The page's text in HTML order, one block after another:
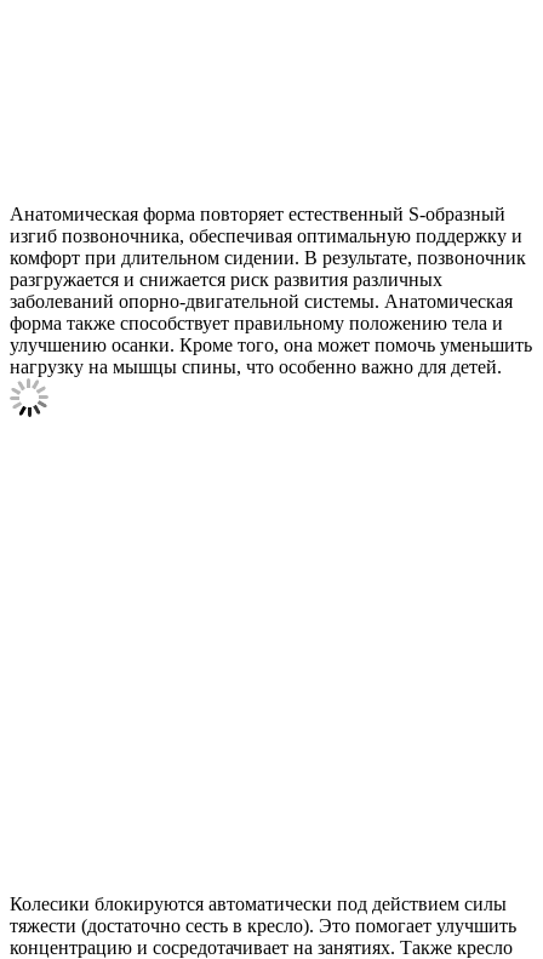
Анатомическая форма повторяет естественный S-образный
изгиб позвоночника, обеспечивая оптимальную поддержку и
комфорт при длительном сидении. В результате, позвоночник
разгружается и снижается риск развития различных
заболеваний опорно-двигательной системы. Анатомическая
форма также способствует правильному положению тела и
улучшению осанки. Кроме того, она может помочь уменьшить
нагрузку на мышцы спины, что особенно важно для детей.
Колесики блокируются автоматически под действием силы
тяжести (достаточно сесть в кресло). Это помогает улучшить
концентрацию и сосредотачивает на занятиях. Также кресло